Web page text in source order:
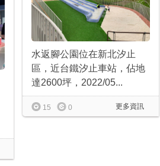
水返腳公園位在新北汐止
區，近台鐵汐止車站，佔地
達2600坪，2022/05...
更多資訊
15 0